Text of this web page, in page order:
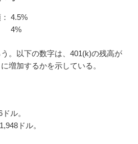
4.5%
4%
。以下の数字は、401(k)の残高が
増加するかを示している。
ル。
ドル。